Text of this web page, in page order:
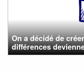
On a décidé de
différences